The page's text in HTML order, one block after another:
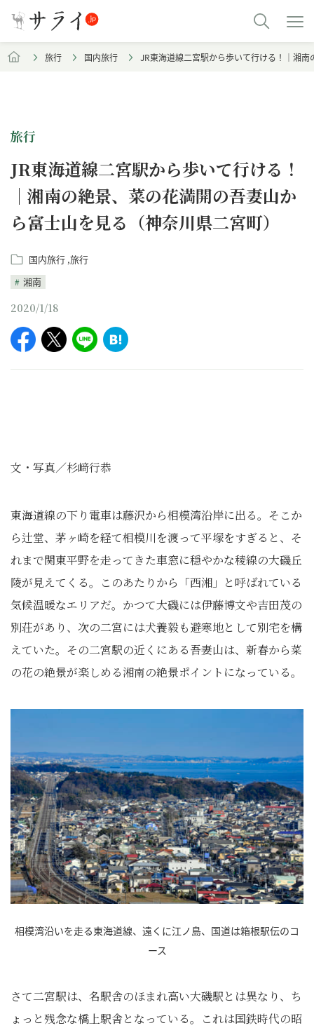
旅行 国内旅行 JR東海道線二宮駅から歩いて行ける！｜湘
旅行
JR東海道線二宮駅から歩いて行ける！
｜湘南の絶景、菜の花満開の吾妻山か
ら富士山を見る（神奈川県二宮町）
国内旅行 旅行
湘南
2020/1/18
文・写真／杉﨑行恭
東海道線の下り電車は藤沢から相模湾沿岸に出る。そこか
ら辻堂、茅ヶ崎を経て相模川を渡って平塚をすぎると、そ
れまで関東平野を走ってきた車窓に穏やかな稜線の大磯丘
陵が見えてくる。このあたりから「西湘」と呼ばれている
気候温暖なエリアだ。かつて大磯には伊藤博文や吉田茂の
別荘があり、次の二宮には犬養毅も避寒地として別宅を構
えていた。その二宮駅の近くにある吾妻山は、新春から菜
の花の絶景が楽しめる湘南の絶景ポイントになっている。
相模湾沿いを走る東海道線、遠くに江ノ島、国道は箱根駅伝のコ
ース
さて二宮駅は、名駅舎のほまれ高い大磯駅とは異なり、ち
ょっと残念な橋上駅舎となっている。これは国鉄時代の昭